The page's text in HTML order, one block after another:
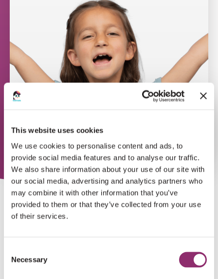
This website uses cookies
We use cookies to personalise content and ads, to
provide social media features and to analyse our traffic.
We also share information about your use of our site with
our social media, advertising and analytics partners who
may combine it with other information that you’ve
provided to them or that they’ve collected from your use
of their services.
Selection
Necessary
BEDANKT!
De beheerder van de website zal je actie zo snel mogelijk